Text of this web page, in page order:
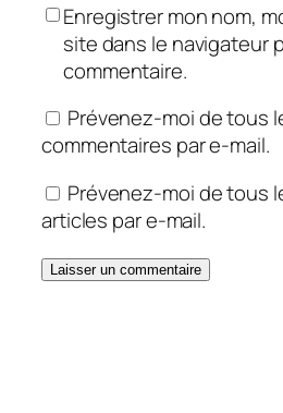
Enregistrer mon nom,
site dans le navigateur
commentaire.
Prévenez-moi de tous
commentaires par e-mail.
Prévenez-moi de tous
articles par e-mail.